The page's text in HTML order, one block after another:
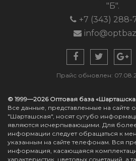
"Б".
+7 (343) 288-
Прайс обновлен:
© 1999—2026 Оптовая база
Все данные, представленные на сайте
"Шарташская", носят сугубо
являются исчерпывающими. Для
информации следует обращаться к
указанным на сайте телефонам. Вся
информация, касающаяся
характеристик, цветовых сочетаний, а